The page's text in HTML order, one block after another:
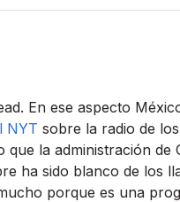
En ese aspecto
NYT sobre la radio de
que la administración de
ha sido blanco de los
porque es una